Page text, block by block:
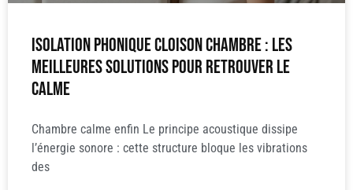
Isolation phonique cloison chambre : les
meilleures solutions pour retrouver le
calme
Chambre calme enfin Le principe acoustique dissipe
l’énergie sonore : cette structure bloque les vibrations
des